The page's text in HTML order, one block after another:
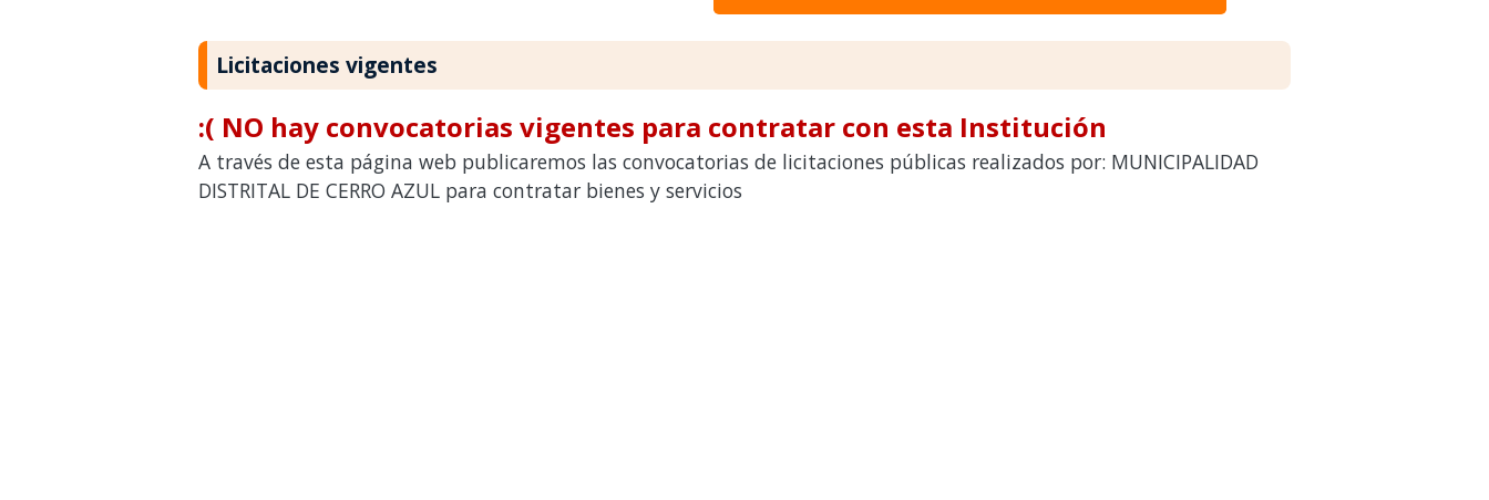
Licitaciones vigentes
:( NO hay convocatorias vigentes para contratar con esta Institución
A través de esta página web publicaremos las convocatorias de licitaciones públicas realizados por: MUNICIPALIDAD
DISTRITAL DE CERRO AZUL para contratar bienes y servicios